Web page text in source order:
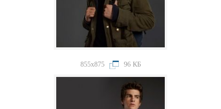
855x875 96 КБ